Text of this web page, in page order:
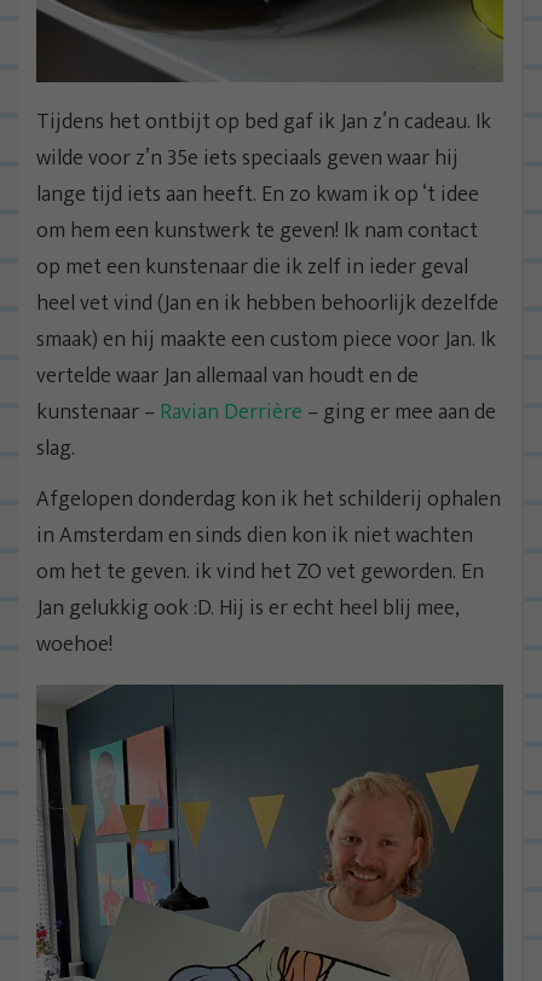
Tijdens het ontbijt op bed gaf ik Jan z’n cadeau. Ik
wilde voor z’n 35e iets speciaals geven waar hij
lange tijd iets aan heeft. En zo kwam ik op ‘t idee
om hem een kunstwerk te geven! Ik nam contact
op met een kunstenaar die ik zelf in ieder geval
heel vet vind (Jan en ik hebben behoorlijk dezelfde
smaak) en hij maakte een custom piece voor Jan. Ik
vertelde waar Jan allemaal van houdt en de
kunstenaar –Ravian Derrière – ging er mee aan de
slag.
Afgelopen donderdag kon ik het schilderij ophalen
in Amsterdam en sinds dien kon ik niet wachten
om het te geven. ik vind het ZO vet geworden. En
Jan gelukkig ook :D. Hij is er echt heel blij mee,
woehoe!